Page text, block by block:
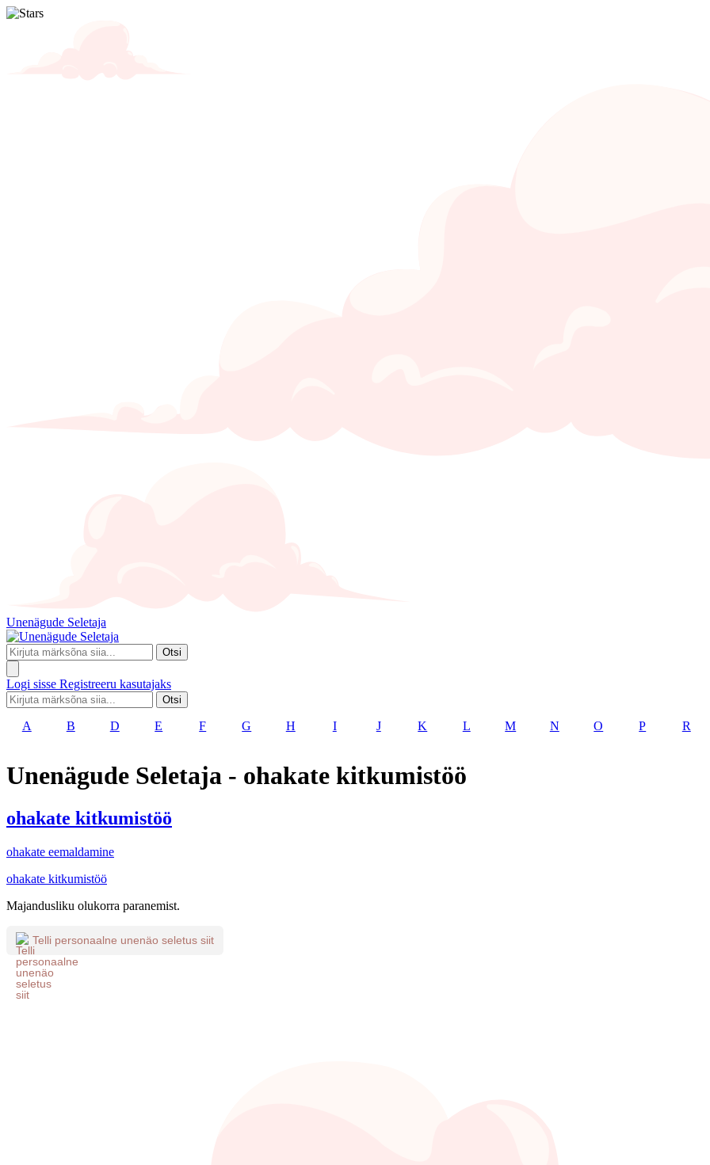
Unenägude Seletaja
Otsi
Logi sisse Registreeru kasutajaks
Otsi
A B D E F G H I J K L M N O P R
Unenägude Seletaja - ohakate kitkumistöö
ohakate kitkumistöö
ohakate eemaldamine
ohakate kitkumistöö
Majandusliku olukorra paranemist.
Telli personaalne unenäo seletus siit